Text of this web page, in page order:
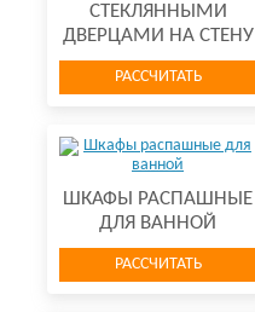
СТЕКЛЯННЫМИ
ДВЕРЦАМИ НА СТЕНУ
РАССЧИТАТЬ
ШКАФЫ РАСПАШНЫЕ
ДЛЯ ВАННОЙ
РАССЧИТАТЬ